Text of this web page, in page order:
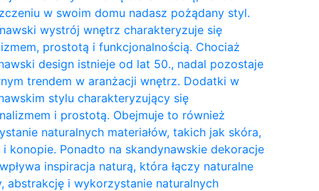
w swoim domu nadasz pożądany styl.
wystrój wnętrz charakteryzuje się
prostotą i funkcjonalnością. Chociaż
design istnieje od lat 50., nadal pozostaje
trendem w aranżacji wnętrz. Dodatki w
stylu charakteryzujący się
i prostotą. Obejmuje to również
naturalnych materiałów, takich jak skóra,
konopie. Ponadto na skandynawskie dekoracje
inspiracja naturą, która łączy naturalne
abstrakcję i wykorzystanie naturalnych